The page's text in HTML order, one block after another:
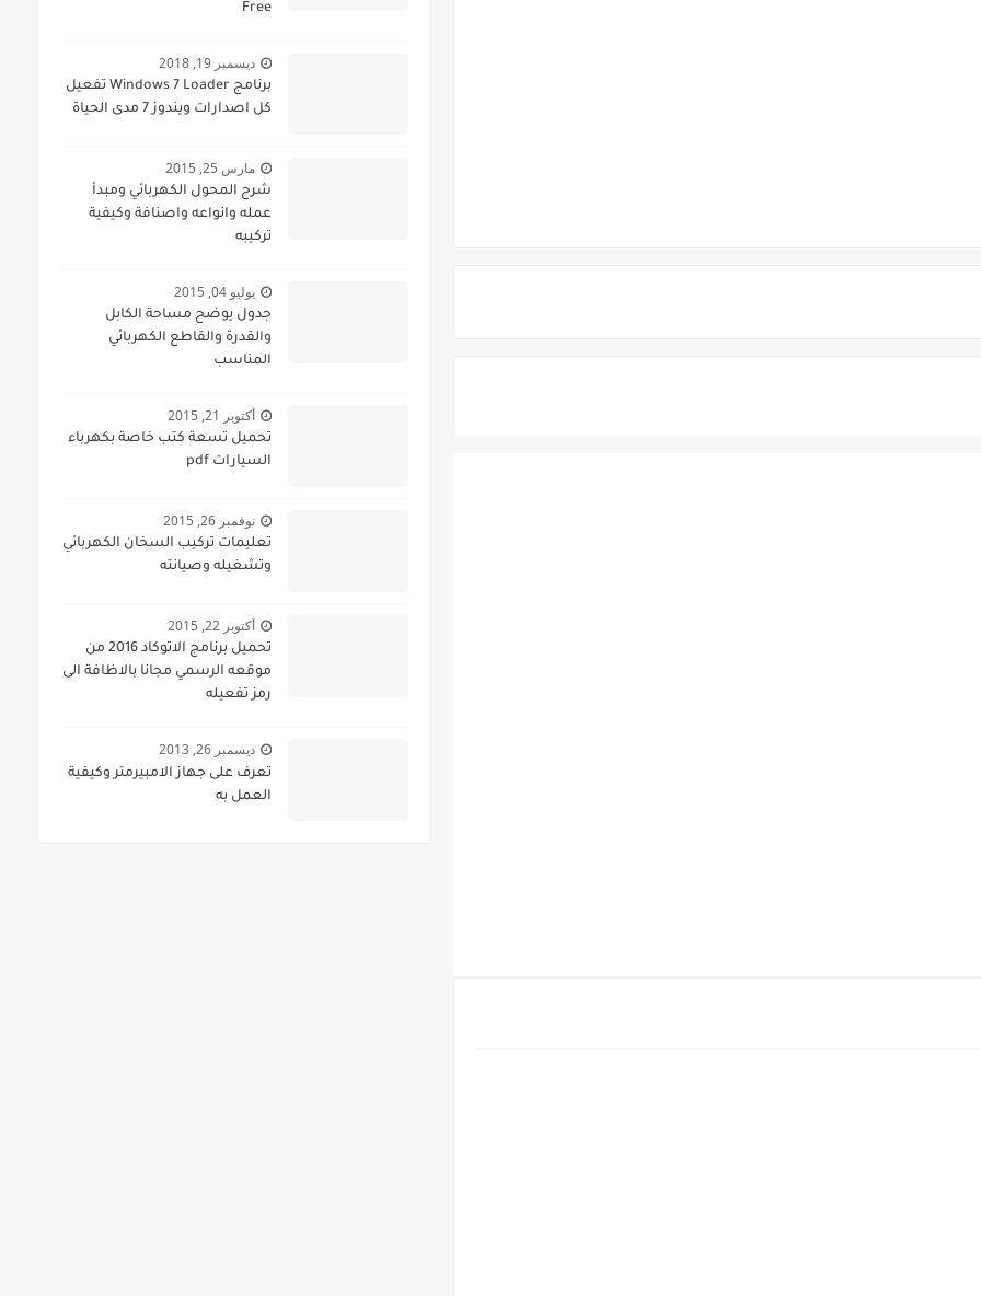
Free
ديسمبر 19, 2018
برنامج Windows 7 Loader تفعيل
كل اصدارات ويندوز 7 مدى الحياة
مارس 25, 2015
شرح المحول الكهربائي ومبدأ
عمله وانواعه واصنافة وكيفية
تركيبه
يوليو 04, 2015
جدول يوضح مساحة الكابل
والقدرة والقاطع الكهربائي
المناسب
أكتوبر 21, 2015
تحميل تسعة كتب خاصة بكهرباء
السيارات pdf
نوفمبر 26, 2015
تعليمات تركيب السخان الكهربائي
وتشغيله وصيانته
أكتوبر 22, 2015
تحميل برنامج الاتوكاد 2016 من
موقعه الرسمي مجانا بالاظافة الى
رمز تفعيله
ديسمبر 26, 2013
تعرف على جهاز الامبيرمتر وكيفية
العمل به